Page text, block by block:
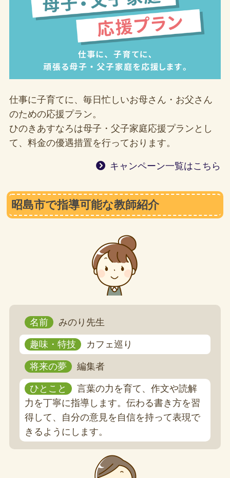
仕事に子育てに、毎日忙しいお母さん・お父さん
のための応援プラン。
ひのきあすなろは母子・父子家庭応援プランとし
て、料金の優遇措置を行っております。
キャンペーン一覧はこちら
昭島市で指導可能な教師紹介
名前 みのり先生
趣味・特技 カフェ巡り
将来の夢 編集者
ひとこと
言葉の力を育て、作文や読解
力を丁寧に指導します。伝わる書き方を習
得して、自分の意見を自信を持って表現で
きるようにします。